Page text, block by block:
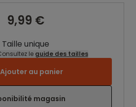
9,99 €
Taille unique
le guide des tailles
Ajouter au panier
magasin